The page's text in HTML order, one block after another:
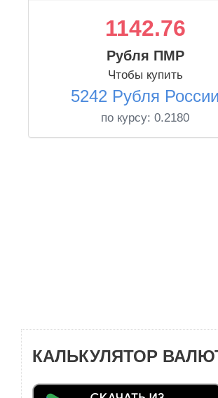
1142.76
Рубля ПМР
Чтобы купить
5242 Рубля России
по курсу: 0.2180
КАЛЬКУЛЯТОР